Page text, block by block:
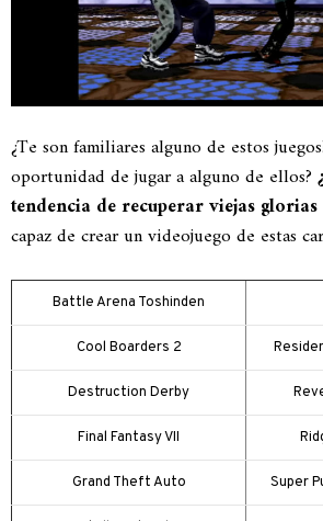
¿Te son familiares alguno de estos
oportunidad de jugar a alguno de ellos?
tendencia de recuperar viejas glorias
capaz de crear un videojuego de estas
Battle Arena Toshinden
Cool Boarders 2
Destruction Derby
Final Fantasy VII
Grand Theft Auto Super